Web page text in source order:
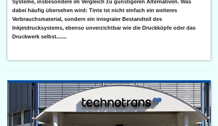
Systeme, insbesondere im Vergleich zu günstigeren Alternativen. Was
dabei häufig übersehen wird: Tinte ist nicht einfach ein weiteres
Verbrauchsmaterial, sondern ein integraler Bestandteil des
Inkjetdrucksystems, ebenso unverzichtbar wie die Druckköpfe oder das
Druckwerk selbst.......